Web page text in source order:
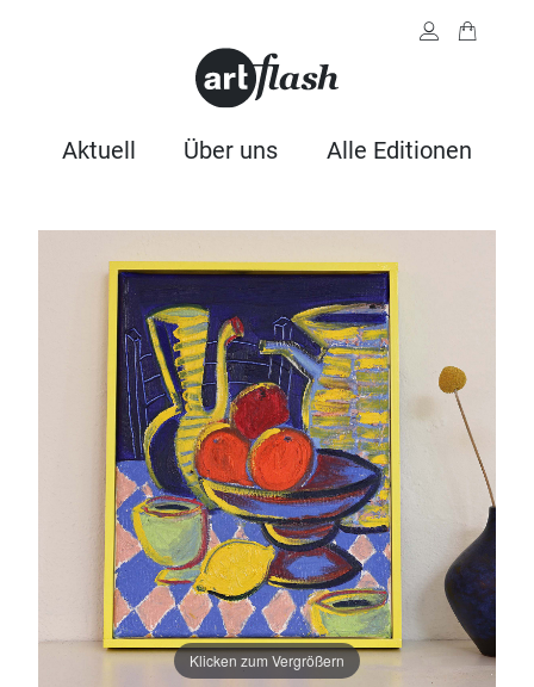
Aktuell Über uns Alle Editionen
Klicken zum Vergrößern